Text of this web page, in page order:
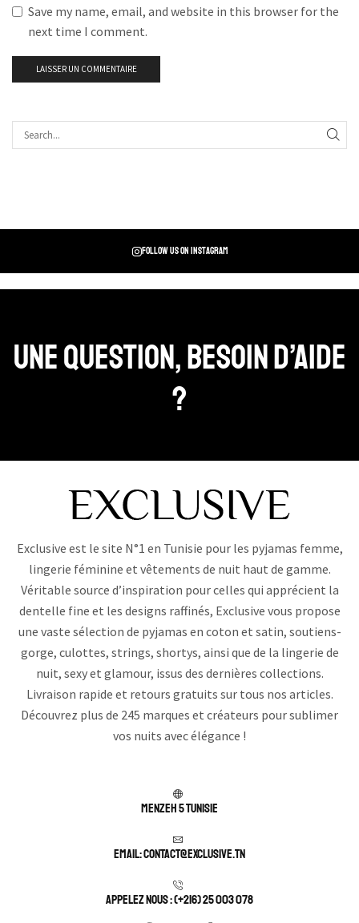
Save my name, email, and website in this browser for the
next time I comment.
Follow us on instagram
Une question, Besoin d’aide
?
Exclusive est le site N°1 en Tunisie pour les pyjamas femme,
lingerie féminine et vêtements de nuit haut de gamme.
Véritable source d’inspiration pour celles qui apprécient la
dentelle fine et les designs raffinés, Exclusive vous propose
une vaste sélection de pyjamas en coton et satin, soutiens-
gorge, culottes, strings, shortys, ainsi que de la lingerie de
nuit, sexy et glamour, issus des dernières collections.
Livraison rapide et retours gratuits sur tous nos articles.
Découvrez plus de 245 marques et créateurs pour sublimer
vos nuits avec élégance !
Menzeh 5 TUNISIE
Email: contact@exclusive.tn
APPELEZ NOUS : (+216) 25 003 078